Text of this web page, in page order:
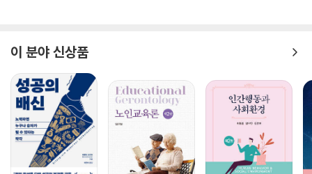
이 분야 신상품